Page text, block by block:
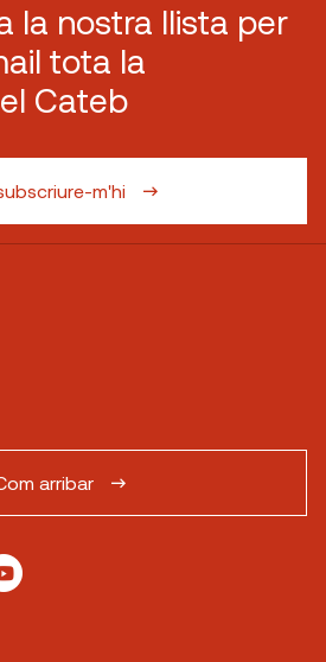
la nostra llista per
tota la
Cateb
m'hi
arribar